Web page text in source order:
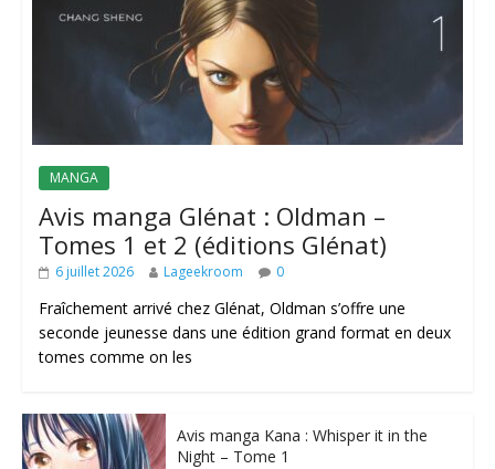
MANGA
Avis manga Glénat : Oldman –
Tomes 1 et 2 (éditions Glénat)
6 juillet 2026 Lageekroom 0
Fraîchement arrivé chez Glénat, Oldman s’offre une
seconde jeunesse dans une édition grand format en deux
tomes comme on les
Avis manga Kana : Whisper it in the
Night – Tome 1